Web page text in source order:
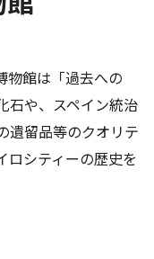
物館は「過去への
石や、スペイン統治
遺留品等のクオリテ
ロシティーの歴史を